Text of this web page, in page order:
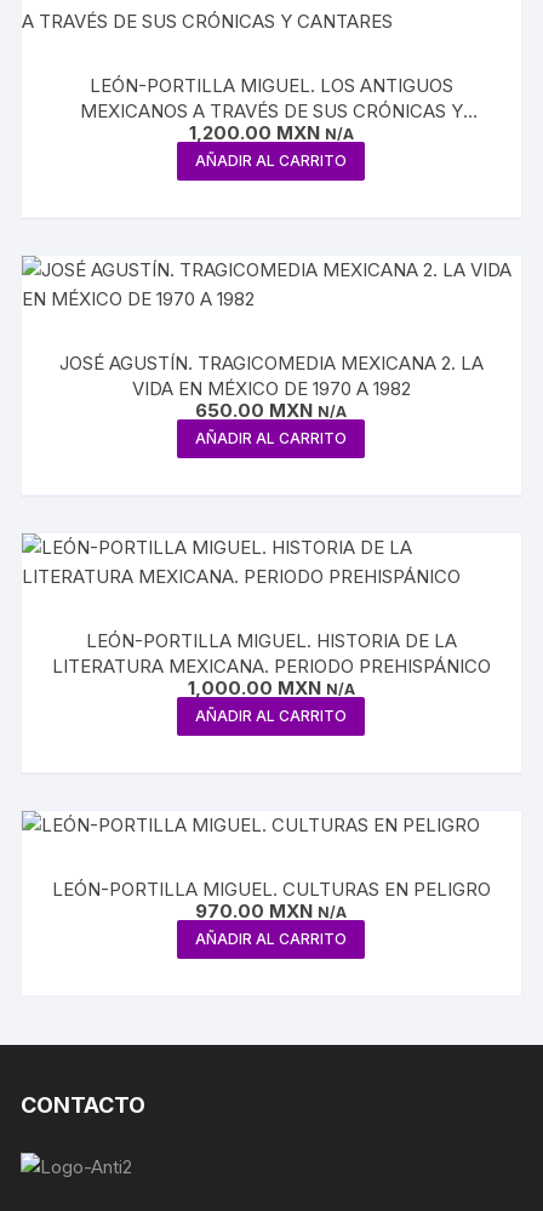
LEÓN-PORTILLA MIGUEL. LOS ANTIGUOS
MEXICANOS A TRAVÉS DE SUS CRÓNICAS Y
CANTARES
1,200.00 MXN N/A
AÑADIR AL CARRITO
JOSÉ AGUSTÍN. TRAGICOMEDIA MEXICANA 2. LA
VIDA EN MÉXICO DE 1970 A 1982
650.00 MXN N/A
AÑADIR AL CARRITO
LEÓN-PORTILLA MIGUEL. HISTORIA DE LA
LITERATURA MEXICANA. PERIODO PREHISPÁNICO
1,000.00 MXN N/A
AÑADIR AL CARRITO
LEÓN-PORTILLA MIGUEL. CULTURAS EN PELIGRO
970.00 MXN N/A
AÑADIR AL CARRITO
CONTACTO